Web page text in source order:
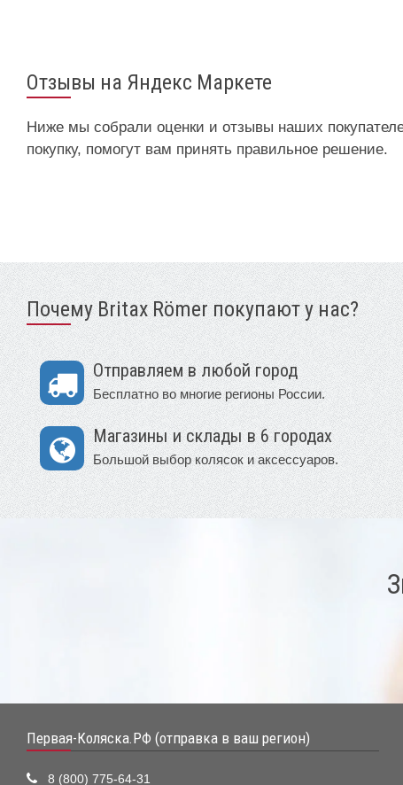
Отзывы на Яндекс Маркете
Ниже мы собрали оценки и отзывы наших
покупку, помогут вам принять правильное решение.
Почему Britax Römer покупают у нас?
Отправляем в любой город
Бесплатно во многие регионы России.
Магазины и склады в 6 городах
Большой выбор колясок и аксессуаров.
Первая-Коляска.РФ (отправка в ваш регион)
8 (800) 775-64-31